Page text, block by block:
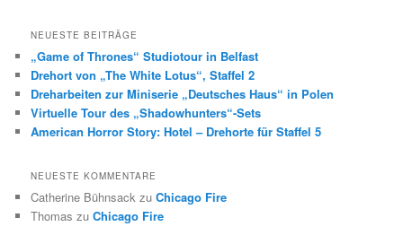
NEUESTE BEITRÄGE
„Game of Thrones“ Studiotour in Belfast
Drehort von „The White Lotus“, Staffel 2
Dreharbeiten zur Miniserie „Deutsches Haus“ in Polen
Virtuelle Tour des „Shadowhunters“-Sets
American Horror Story: Hotel – Drehorte für Staffel 5
NEUESTE KOMMENTARE
Catherine Bühnsack zuChicago Fire
Thomas zuChicago Fire